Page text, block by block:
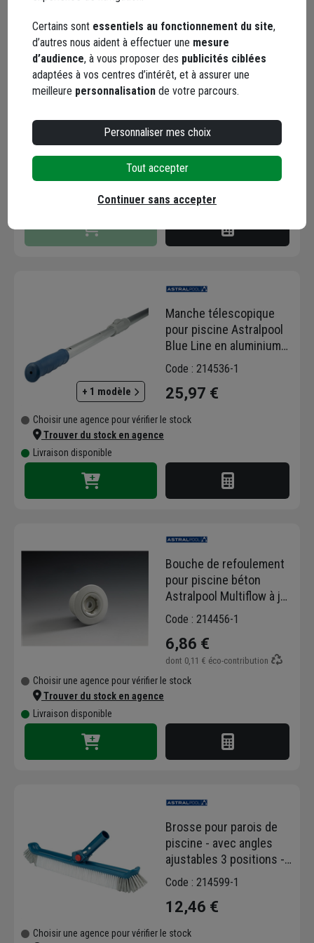
Régulateur de pH de
piscine en granulés - pH
Minus Astralpool - avec
verre doseur - seau de 5
12,16 €
dont0,43 €éco-contribution
Choisir une agence pour vérifier le stock
Trouver du stock en agence
Livraison disponible selon stock agence
+ 1 modèle
Manche télescopique
pour piscine Astralpool
Blue Line en aluminium
renforcé - longueur 1,8 à
Code : 214536-1
25,97 €
Choisir une agence pour vérifier le stock
Trouver du stock en agence
Livraison disponible
Bouche de refoulement
pour piscine béton
Astralpool Multiflow à jet
orientable - ABS blanc -
Ø 14, 20 ou 25 mm
Code : 214456-1
6,86 €
dont 0,11 € éco-contribution
Choisir une agence pour vérifier le stock
Trouver du stock en agence
Livraison disponible
Brosse pour parois de
piscine - avec angles
ajustables 3 positions -
Blue Line Astralpool -
longueur 48 cm
Code : 214599-1
12,46 €
Choisir une agence pour vérifier le stock
Certains sont essentiels au fonctionnement du site,
d’autres nous aident à effectuer une mesure
d’audience, à vous proposer des publicités ciblées
adaptées à vos centres d’intérêt, et à assurer une
meilleure personnalisation de votre parcours.
Personnaliser mes choix
Tout accepter
Continuer sans accepter